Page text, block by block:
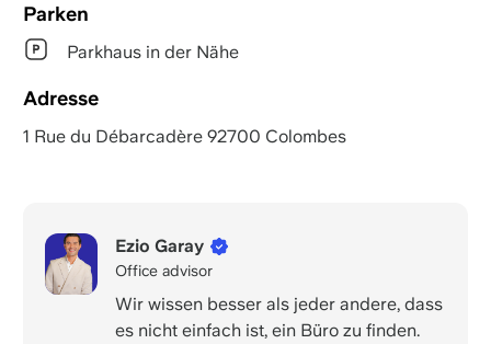
Parken
Parkhaus in der Nähe
Adresse
1 Rue du Débarcadère 92700 Colombes
Ezio Garay
Office advisor
Wir wissen besser als jeder andere, dass
es nicht einfach ist, ein Büro zu finden.